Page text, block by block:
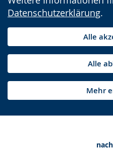
Datenschutzerklärung.
Alle
Alle
Mehr